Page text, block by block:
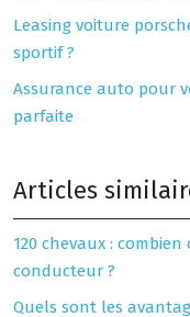
Leasing voiture
sportif ?
Assurance auto pour
parfaite
Articles
120 chevaux :
conducteur ?
Quels sont les